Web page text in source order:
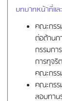
บทบาทหน้าที่แ
คณะกรร
ต่อต้านก
กรรมก
การทุจริ
คณะกร
คณะกรร
สอบทาน